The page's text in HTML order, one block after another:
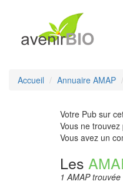
Accueil Annuaire AMAP
Votre Pub sur
Vous ne
Vous avez un
Les
1 AMAP trouvée